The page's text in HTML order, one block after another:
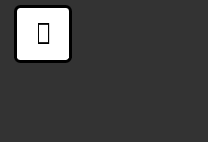
Y
o